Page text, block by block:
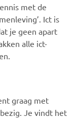
met de
Ict is
je geen apart
alle ict-
graag met
Je vindt het